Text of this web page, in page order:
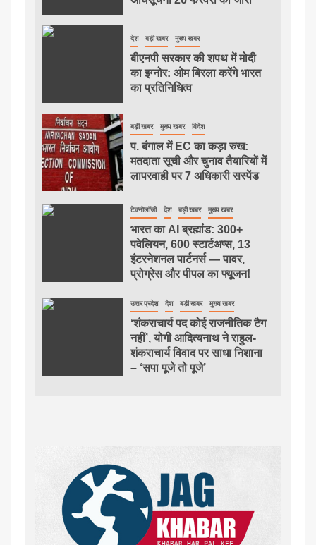
देश बड़ी खबर मुख्य खबर
बीएनपी सरकार की शपथ में मोदी
का इग्नोर: ओम बिरला करेंगे भारत
का प्रतिनिधित्व
बड़ी खबर मुख्य खबर विदेश
प. बंगाल में EC का कड़ा रुख:
मतदाता सूची और चुनाव तैयारियों में
लापरवाही पर 7 अधिकारी सस्पेंड
टेक्नोलॉजी देश बड़ी खबर मुख्य खबर
भारत का AI ब्रह्मांड: 300+
पवेलियन, 600 स्टार्टअप्स, 13
इंटरनेशनल पार्टनर्स — पावर,
प्रोग्रेस और पीपल का फ्यूजन!
उत्तर प्रदेश देश बड़ी खबर मुख्य खबर
‘शंकराचार्य पद कोई राजनीतिक टैग
नहीं’, योगी आदित्यनाथ ने राहुल-
शंकराचार्य विवाद पर साधा निशाना
– ‘सपा पूजे तो पूजे’